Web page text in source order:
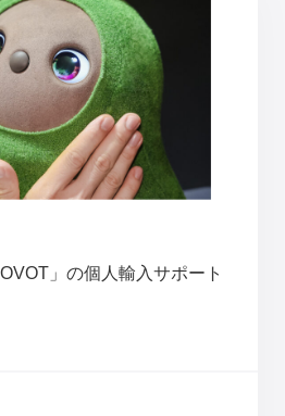
」の個人輸入サポート